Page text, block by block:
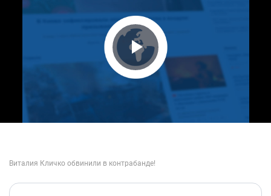
Play Video